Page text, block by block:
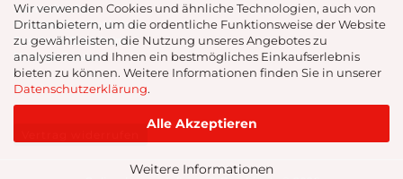
Wir verwenden Cookies und ähnliche Technologien, auch von
Drittanbietern, um die ordentliche Funktionsweise der Website
zu gewährleisten, die Nutzung unseres Angebotes zu
analysieren und Ihnen ein bestmögliches Einkaufserlebnis
bieten zu können. Weitere Informationen finden Sie in unserer
Datenschutzerklärung.
Alle Akzeptieren
Weitere Informationen
Sternenleuchte
Präsente/Geschenkideen
Geschenk-Gutscheine
Montage-Service